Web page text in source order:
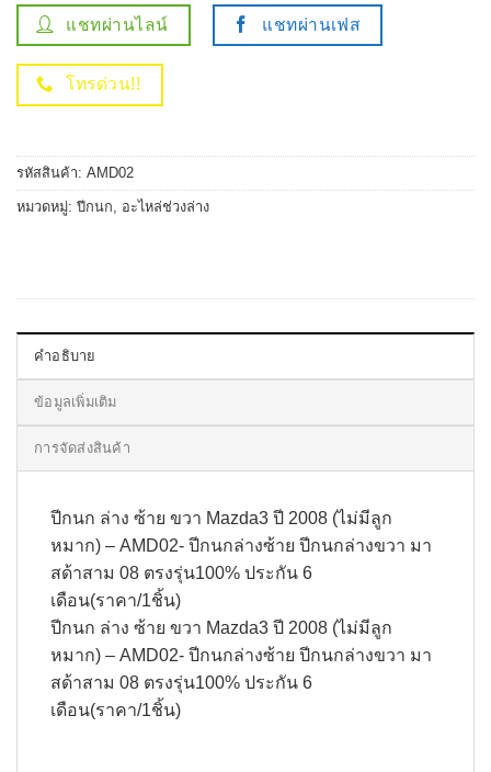
แชทผ่านไลน์ แชทผ่านเฟส
โทรด่วน!!
รหัสสินค้า: AMD02
หมวดหมู่: ปีกนก, อะไหล่ช่วงล่าง
คำอธิบาย
ข้อมูลเพิ่มเติม
การจัดส่งสินค้า
ปีกนก ล่าง ซ้าย ขวา Mazda3 ปี 2008 (ไม่มีลูก
หมาก) – AMD02- ปีกนกล่างซ้าย ปีกนกล่างขวา มา
สด้าสาม 08 ตรงรุ่น100% ประกัน 6
เดือน(ราคา/1ชิ้น)
ปีกนก ล่าง ซ้าย ขวา Mazda3 ปี 2008 (ไม่มีลูก
หมาก) – AMD02- ปีกนกล่างซ้าย ปีกนกล่างขวา มา
สด้าสาม 08 ตรงรุ่น100% ประกัน 6
เดือน(ราคา/1ชิ้น)